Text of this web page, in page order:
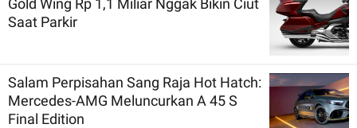
Saat Parkir
Salam Perpisahan Sang Raja Hot Hatch:
Mercedes-AMG Meluncurkan A 45 S
Final Edition